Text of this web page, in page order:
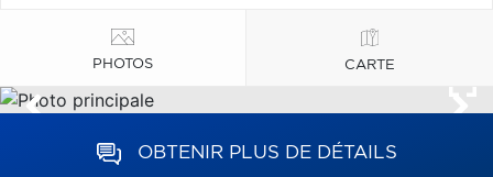
PHOTOS CARTE
OBTENIR PLUS DE DÉTAILS